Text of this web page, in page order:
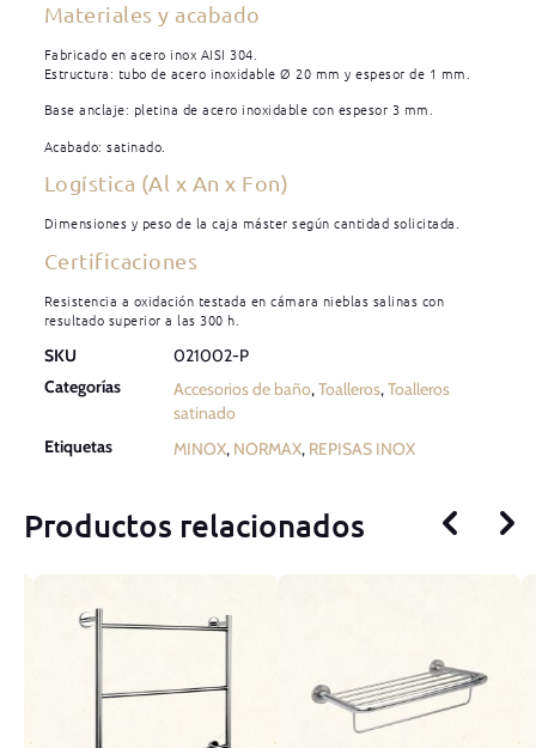
Materiales y acabado
Fabricado en acero inox AISI 304.
Estructura: tubo de acero inoxidable Ø 20 mm y espesor de 1 mm.
Base anclaje: pletina de acero inoxidable con espesor 3 mm.
Acabado: satinado.
Logística (Al x An x Fon)
Dimensiones y peso de la caja máster según cantidad solicitada.
Certificaciones
Resistencia a oxidación testada en cámara nieblas salinas con
resultado superior a las 300 h.
SKU
021002-P
Categorías
Accesorios de baño,Toalleros,Toalleros
satinado
Etiquetas
MINOX, NORMAX, REPISAS INOX
Productos relacionados